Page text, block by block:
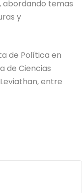
abordando temas
y
de Política en
de Ciencias
Leviathan, entre